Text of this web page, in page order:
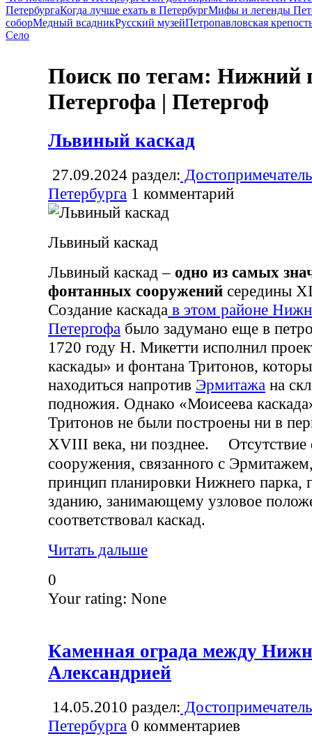
ПетербургаКогда лучше ехать в ПетербургМифы и легенды
соборМедный всадникРусский музейПетропавловская
Село
Поиск по тегам: Нижний
Петергофа | Петергоф
Львиный каскад
27.09.2024 раздел:
Петербурга 1 комментарий
Львиный каскад
Львиный каскад – одно из самых
фонтанных сооружений середины
Создание каскада в этом районе
Петергофа было задумано еще в
1720 году Н. Микетти исполнил
каскады» и фонтана Тритонов,
находиться напротив Эрмитажа на
подножия. Однако «Моисеева
Тритонов не были построены ни в
XVIII века, ни позднее. Отсутствие
сооружения, связанного с
принцип планировки Нижнего парка,
зданию, занимающему узловое
соответствовал каскад.
Читать дальше
0
Your rating: None
Каменная ограда между
Александрией
14.05.2010 раздел:
Петербурга 0 комментариев